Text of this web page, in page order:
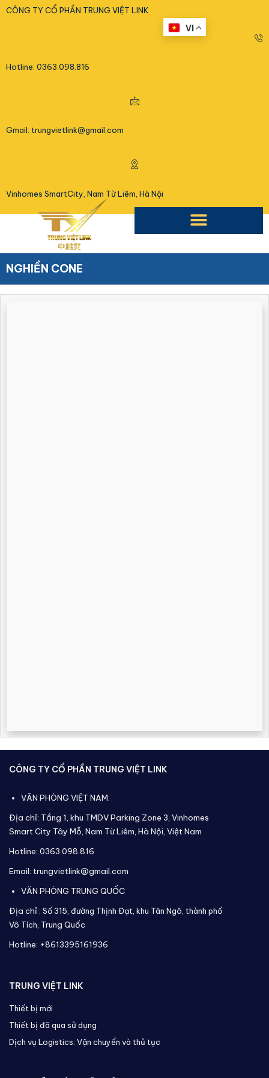
CÔNG TY CỔ PHẦN TRUNG VIỆT LINK
Hotline: 0363.098.816
Gmail: trungvietlink@gmail.com
Vinhomes SmartCity, Nam Từ Liêm, Hà Nội
NGHIỀN CONE
VI
CÔNG TY CỔ PHẦN TRUNG VIỆT LINK
VĂN PHÒNG VIỆT NAM:
Địa chỉ: Tầng 1, khu TMDV Parking Zone 3, Vinhomes
Smart City Tây Mỗ, Nam Từ Liêm, Hà Nội, Việt Nam
Hotline: 0363.098.816
Email: trungvietlink@gmail.com
VĂN PHÒNG TRUNG QUỐC
Địa chỉ : Số 315, đường Thịnh Đạt, khu Tân Ngô, thành phố
Vô Tích, Trung Quốc
Hotline: +8613395161936
TRUNG VIỆT LINK
Thiết bị mới
Thiết bị đã qua sử dụng
Dịch vụ Logistics: Vận chuyển và thủ tục